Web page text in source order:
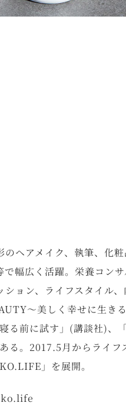
のヘアメイク、執筆、化
で幅広く活躍。栄養コン
ション、ライフスタイル
〜美しく幸せに生き
る前に試す」(講談社)、
る。2017.5月からライフ
」を展開。